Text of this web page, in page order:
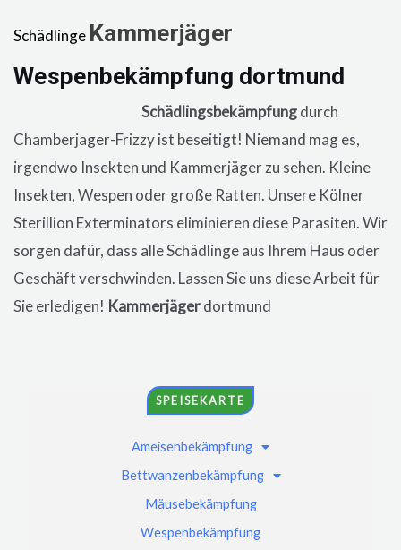
SPEISEKARTE
Ameisenbekämpfung
Bettwanzenbekämpfung
Mäusebekämpfung
Wespenbekämpfung
Schädlinge Kammerjäger
Wespenbekämpfung dortmund
Schädlingsbekämpfungdurch
Chamberjager-Frizzy ist beseitigt! Niemand mag es,
irgendwo Insekten und Kammerjäger zu sehen. Kleine
Insekten, Wespen oder große Ratten. Unsere Kölner
Sterillion Exterminators eliminieren diese Parasiten. Wir
sorgen dafür, dass alle Schädlinge aus Ihrem Haus oder
Geschäft verschwinden. Lassen Sie uns diese Arbeit für
Sie erledigen! Kammerjägerdortmund